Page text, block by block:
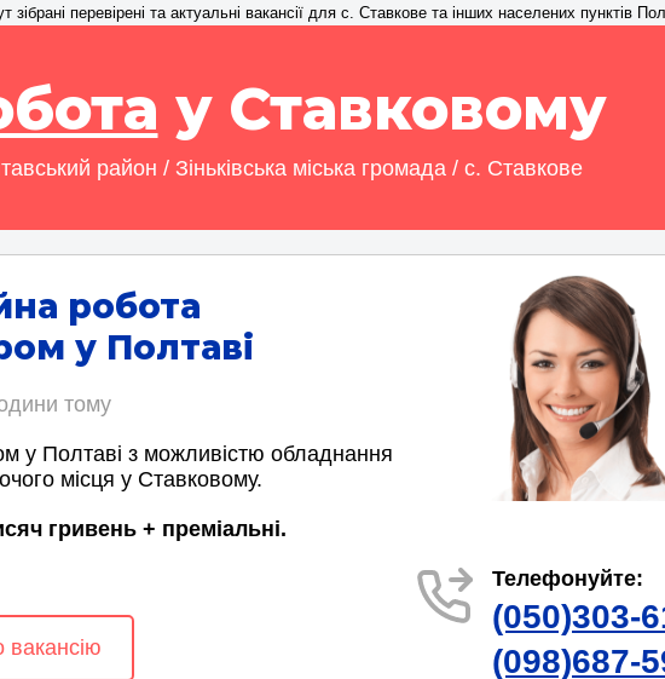
перевірені та актуальні вакансії для с. Ставкове та інших населених пунктів
у Ставковому
район / Зіньківська міська громада / с. Ставкове
робота
у Полтаві
тому
у Полтаві з можливістю обладнання
місця у Ставковому.
гривень + преміальні.
вакансію
Телефонуйте:
(050)303-
(098)687-